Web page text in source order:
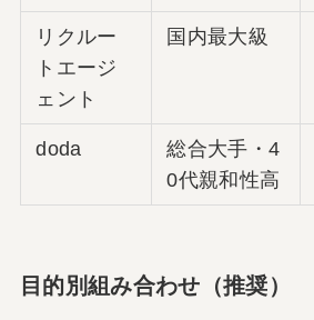
リクルー
トエージ
ェント
国内最大級
doda
総合大手・4
0代親和性高
目的別組み合わせ（推奨）